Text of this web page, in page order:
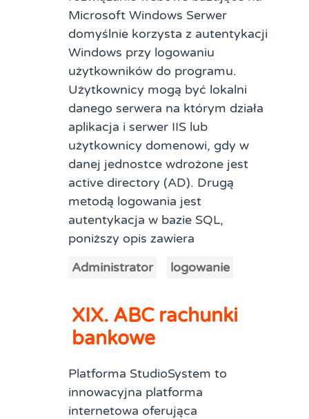
Microsoft Windows Serwer
domyślnie korzysta z autentykacji
Windows przy logowaniu
użytkowników do programu.
Użytkownicy mogą być lokalni
danego serwera na którym działa
aplikacja i serwer IIS lub
użytkownicy domenowi, gdy w
danej jednostce wdrożone jest
active directory (AD). Drugą
metodą logowania jest
autentykacja w bazie SQL,
poniższy opis zawiera
Administrator
logowanie
XIX. ABC rachunki
bankowe
Platforma StudioSystem to
innowacyjna platforma
internetowa oferująca